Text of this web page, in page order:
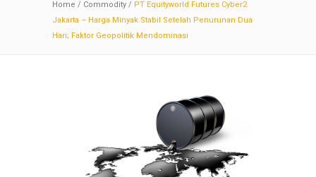
Home / Commodity / PT Equityworld Futures Cyber2
Jakarta – Harga Minyak Stabil Setelah Penurunan Dua
Hari; Faktor Geopolitik Mendominasi